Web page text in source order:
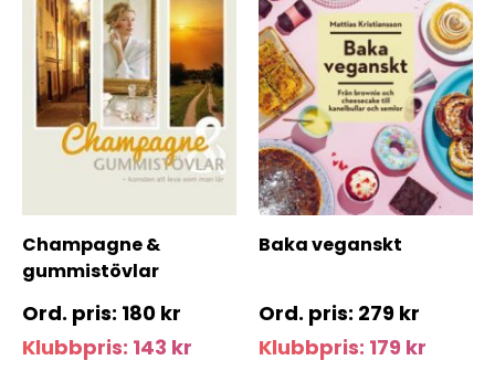
Champagne &
gummistövlar
180 kr
Klubbpris: 143 kr
Baka veganskt
279 kr
Klubbpris: 179 kr